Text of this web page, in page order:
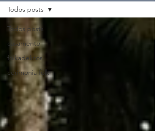
Todos posts
casamento
folkadelicos
cerimonia folk
Todos posts